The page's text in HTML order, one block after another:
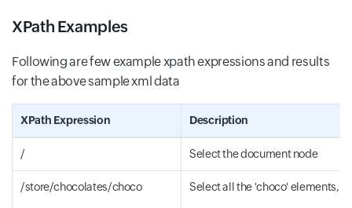
XPath Examples
Following are few example xpath expressions and results
for the above sample xml data
XPath Expression Description
/ Select the document node
/store/chocolates/choco Select all the 'choco' elements,